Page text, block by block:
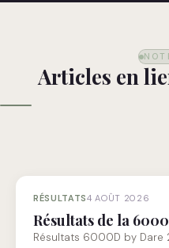
Articles en
RÉSULTATS4 AOÛT 2026
Résultats de la
Résultats 6000D by Dare